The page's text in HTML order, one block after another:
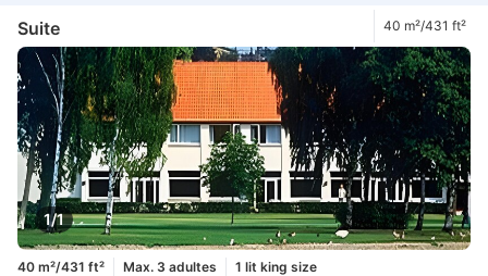
Suite 40 m²/431 ft²
1/1
40 m²/431 ft² Max. 3 adultes 1 lit king size